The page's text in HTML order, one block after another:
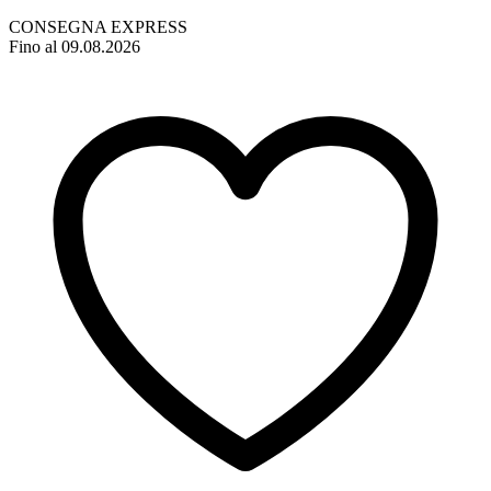
CONSEGNA EXPRESS
Fino al 09.08.2026